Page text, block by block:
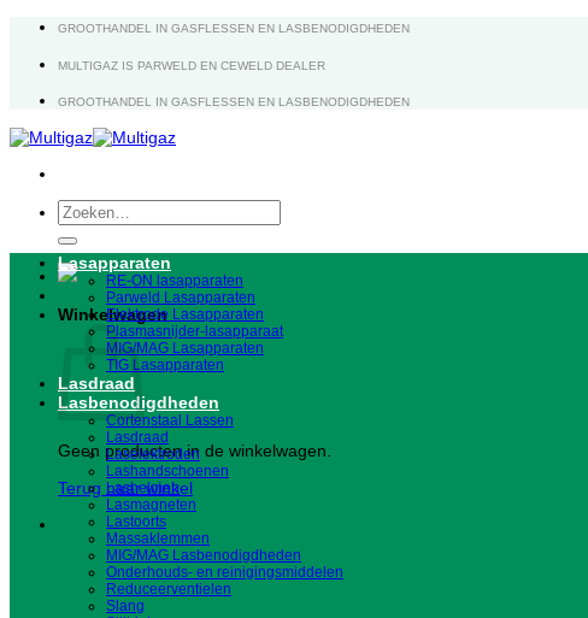
inhoud
GROOTHANDEL IN GASFLESSEN EN LASBENODIGDHEDEN
MULTIGAZ IS PARWELD EN CEWELD DEALER
GROOTHANDEL IN GASFLESSEN EN LASBENODIGDHEDEN
Zoeken
naar:
Winkelwagen
Geen producten in de winkelwagen.
Terug naar winkel
Lasapparaten
RE-ON lasapparaten
Parweld Lasapparaten
Elektrode Lasapparaten
Plasmasnijder-lasapparaat
MIG/MAG Lasapparaten
TIG Lasapparaten
Lasdraad
Lasbenodigdheden
Cortenstaal Lassen
Lasdraad
Laselektroden
Lashandschoenen
Lashelmen
Lasmagneten
Lastoorts
Massaklemmen
MIG/MAG Lasbenodigdheden
Onderhouds- en reinigingsmiddelen
Reduceerventielen
Slang